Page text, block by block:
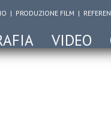
| PRODUZIONE FILM |
VIDEO